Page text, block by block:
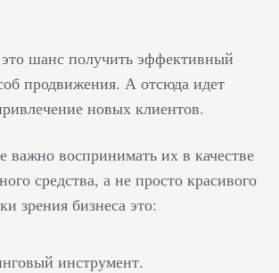
шанс получить эффективный
продвижения. А отсюда идет
новых клиентов.
важно воспринимать их в качестве
средства, а не просто красивого
зрения бизнеса это:
инструмент.